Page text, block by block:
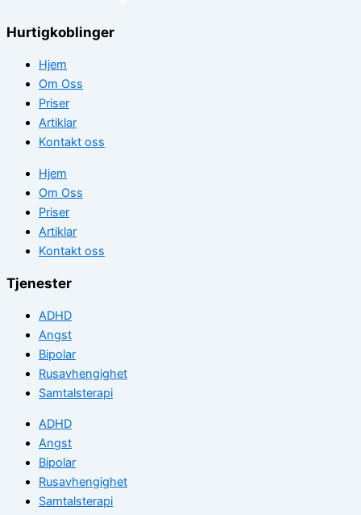
Hurtigkoblinger
Hjem
Om Oss
Priser
Artiklar
Kontakt oss
Hjem
Om Oss
Priser
Artiklar
Kontakt oss
Tjenester
ADHD
Angst
Bipolar
Rusavhengighet
Samtalsterapi
ADHD
Angst
Bipolar
Rusavhengighet
Samtalsterapi